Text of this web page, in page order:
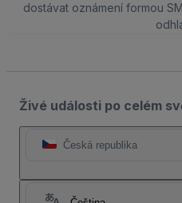
dostávat oznámení formou
Živé události po celém
Česká republika